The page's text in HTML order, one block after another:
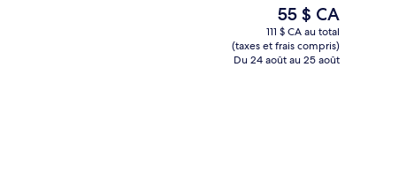
coton égyptien, literie de qualité, couette en duvet, minibar
Coin salon du hall
Le
prix
actuel
est
55 $ CA
111 $ CA au total
(taxes et frais compris)
Du 24 août au 25 août